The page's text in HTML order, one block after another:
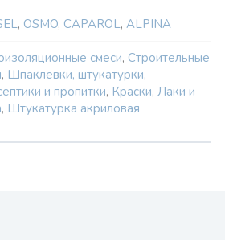
, OSMO, CAPAROL, ALPINA
смеси, Строительные
, Шпаклевки, штукатурки,
и пропитки, Краски, Лаки и
, Штукатурка акриловая